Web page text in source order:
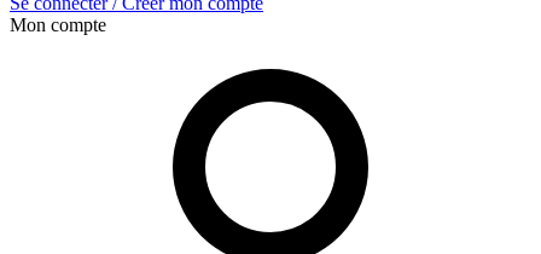
Mon compte